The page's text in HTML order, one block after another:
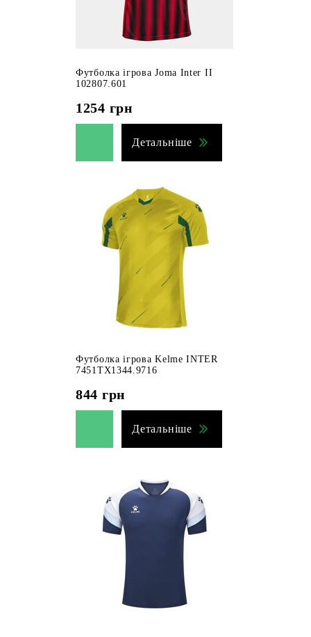
Футболка ігрова Joma Inter II
102807.601
1254 грн
Детальніше
Футболка ігрова Kelme INTER
7451TX1344.9716
844 грн
Детальніше